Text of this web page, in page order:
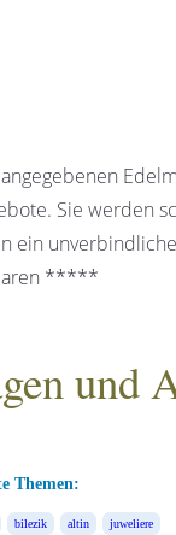
Sie
ein
*****
und
Themen:
bilezik altin juweliere